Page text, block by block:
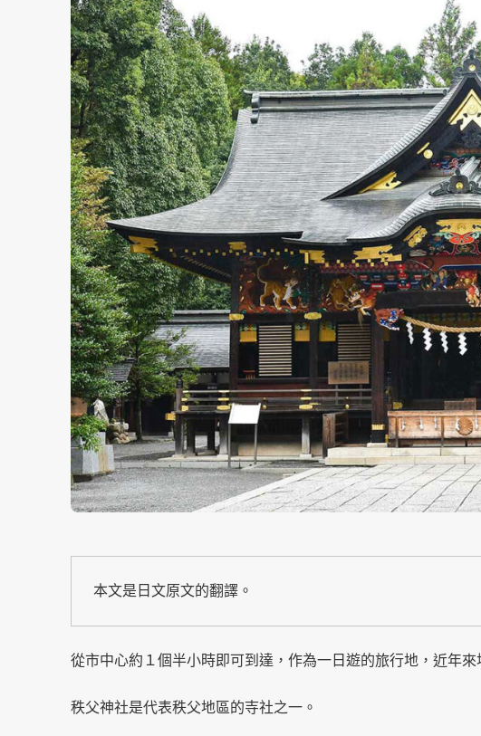
本文是日文原文的翻譯。
從市中心約１個半小時即可到達，作為一日遊的旅行地，近年
秩父神社是代表秩父地區的寺社之一。